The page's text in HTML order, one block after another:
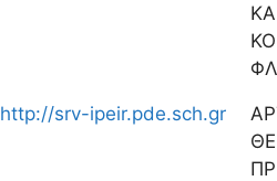
http://srv-ipeir.pde.sch.gr